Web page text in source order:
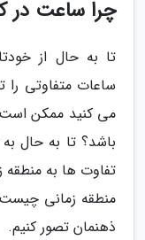
چرا ساعت در
تا به حال از
ساعات متفاوتی را
می کنید ممکن است
باشد؟ تا به حال
تفاوت ها به منطقه
منطقه زمانی
ذهنمان تصور کنیم.